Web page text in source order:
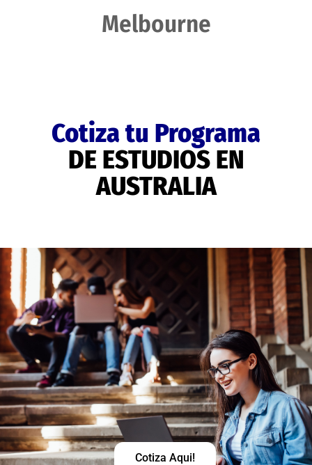
Melbourne
Cotiza tu Programa
DE ESTUDIOS EN
AUSTRALIA
Cotiza Aqui!